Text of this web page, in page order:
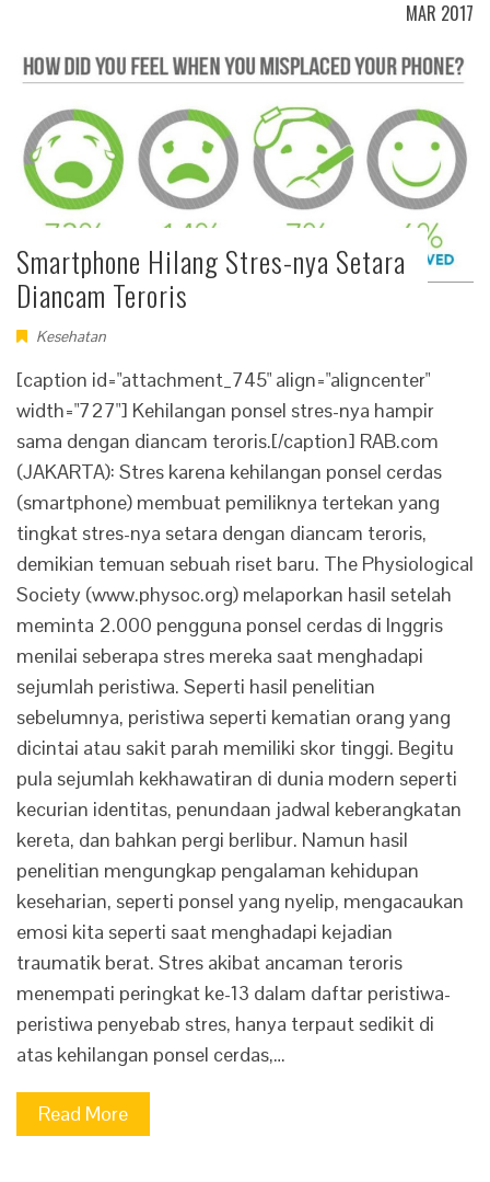
MAR 2017
Smartphone Hilang Stres-nya Setara
Diancam Teroris
Kesehatan
[caption id="attachment_745" align="aligncenter"
width="727"] Kehilangan ponsel stres-nya hampir
sama dengan diancam teroris.[/caption] RAB.com
(JAKARTA): Stres karena kehilangan ponsel cerdas
(smartphone) membuat pemiliknya tertekan yang
tingkat stres-nya setara dengan diancam teroris,
demikian temuan sebuah riset baru. The Physiological
Society (www.physoc.org) melaporkan hasil setelah
meminta 2.000 pengguna ponsel cerdas di Inggris
menilai seberapa stres mereka saat menghadapi
sejumlah peristiwa. Seperti hasil penelitian
sebelumnya, peristiwa seperti kematian orang yang
dicintai atau sakit parah memiliki skor tinggi. Begitu
pula sejumlah kekhawatiran di dunia modern seperti
kecurian identitas, penundaan jadwal keberangkatan
kereta, dan bahkan pergi berlibur. Namun hasil
penelitian mengungkap pengalaman kehidupan
keseharian, seperti ponsel yang nyelip, mengacaukan
emosi kita seperti saat menghadapi kejadian
traumatik berat. Stres akibat ancaman teroris
menempati peringkat ke-13 dalam daftar peristiwa-
peristiwa penyebab stres, hanya terpaut sedikit di
atas kehilangan ponsel cerdas,…
Read More